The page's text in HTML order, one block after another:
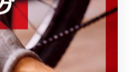
時間と目安
走る場合、所要時間は
なります。これは信号待
候条件などによって前